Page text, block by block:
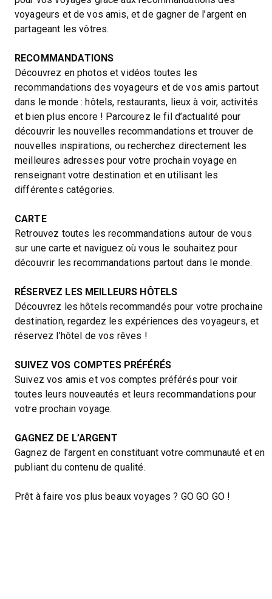
voyageurs et de vos amis, et de gagner de l’argent en
partageant les vôtres.
RECOMMANDATIONS
Découvrez en photos et vidéos toutes les
recommandations des voyageurs et de vos amis partout
dans le monde : hôtels, restaurants, lieux à voir, activités
et bien plus encore ! Parcourez le fil d’actualité pour
découvrir les nouvelles recommandations et trouver de
nouvelles inspirations, ou recherchez directement les
meilleures adresses pour votre prochain voyage en
renseignant votre destination et en utilisant les
différentes catégories.
CARTE
Retrouvez toutes les recommandations autour de vous
sur une carte et naviguez où vous le souhaitez pour
découvrir les recommandations partout dans le monde.
RÉSERVEZ LES MEILLEURS HÔTELS
Découvrez les hôtels recommandés pour votre prochaine
destination, regardez les expériences des voyageurs, et
réservez l’hôtel de vos rêves !
SUIVEZ VOS COMPTES PRÉFÉRÉS
Suivez vos amis et vos comptes préférés pour voir
toutes leurs nouveautés et leurs recommandations pour
votre prochain voyage.
GAGNEZ DE L’ARGENT
Gagnez de l’argent en constituant votre communauté et en
publiant du contenu de qualité.
Prêt à faire vos plus beaux voyages ? GO GO GO !